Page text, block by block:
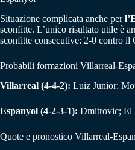
Situazione complicata anche per
sconfitte. L’unico risultato utile è
sconfitte consecutive: 2-0 contro il
Probabili formazioni Villarreal-
Villarreal (4-4-2): Luiz Junior;
Espanyol (4-2-3-1): Dmitrovic; El
Quote e pronostico Villarreal-